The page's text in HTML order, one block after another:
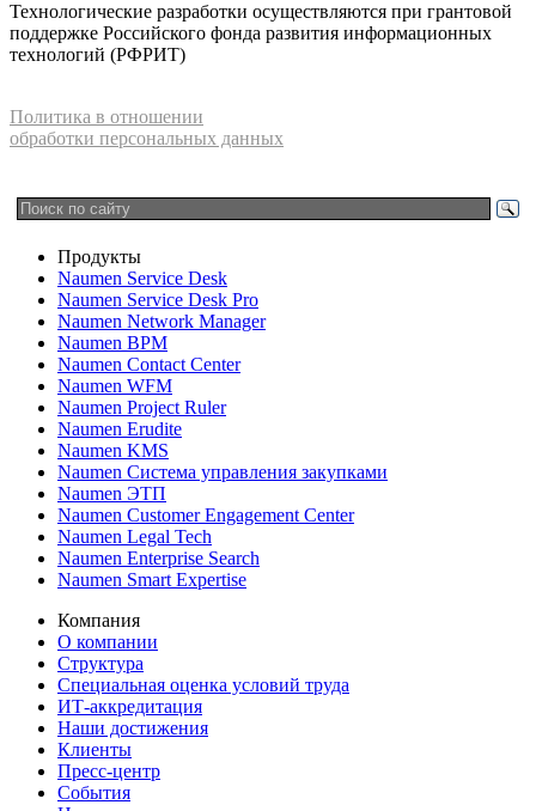
Технологические разработки осуществляются при грантовой
поддержке Российского фонда развития информационных
технологий (РФРИТ)
Политика в отношении
обработки персональных данных
Продукты
Naumen Service Desk
Naumen Service Desk Pro
Naumen Network Manager
Naumen BPM
Naumen Contact Center
Naumen WFM
Naumen Project Ruler
Naumen Erudite
Naumen KMS
Naumen Система управления закупками
Naumen ЭТП
Naumen Customer Engagement Center
Naumen Legal Tech
Naumen Enterprise Search
Naumen Smart Expertise
Компания
О компании
Структура
Специальная оценка условий труда
ИТ-аккредитация
Наши достижения
Клиенты
Пресс-центр
События